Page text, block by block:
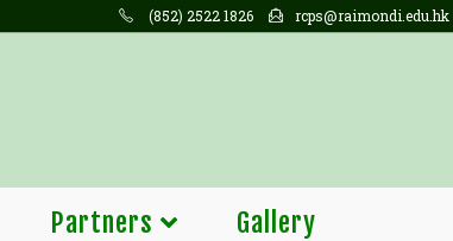
(852) 2522 1826 rcps@raimondi.edu.hk
Partners Gallery